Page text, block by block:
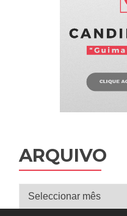
ARQUIVO
Arquivo